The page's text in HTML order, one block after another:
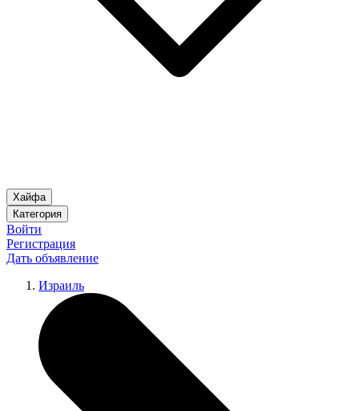
Хайфа
Категория
Войти
Регистрация
Дать объявление
Израиль